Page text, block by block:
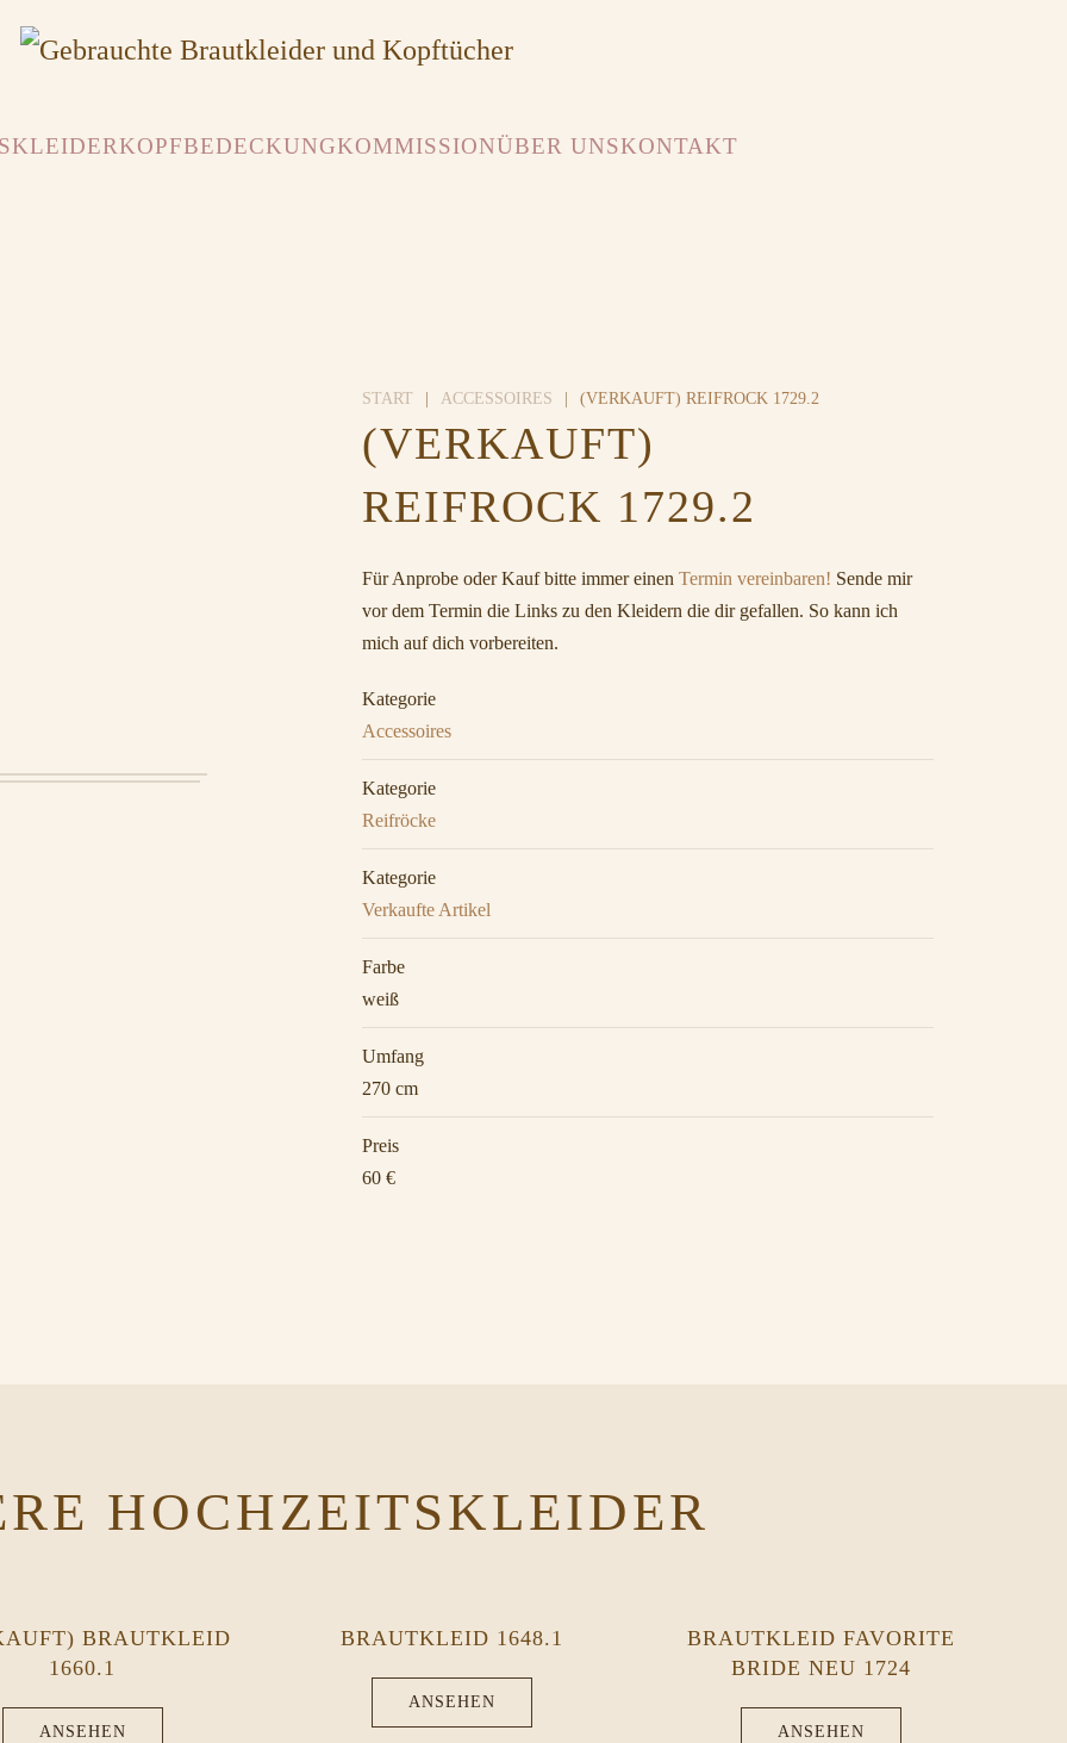
KOPFBEDECKUNGKOMMISSIONÜBER UNSKONTAKT
START ACCESSOIRES (VERKAUFT) REIFROCK 1729.2
(VERKAUFT)
REIFROCK 1729.2
Für Anprobe oder Kauf bitte immer einen Termin vereinbaren! Sende mir
vor dem Termin die Links zu den Kleidern die dir gefallen. So kann ich
mich auf dich vorbereiten.
Kategorie
Accessoires
Kategorie
Reifröcke
Kategorie
Verkaufte Artikel
Farbe
weiß
Umfang
270 cm
Preis
60 €
HOCHZEITSKLEIDER
BRAUTKLEID
1660.1
ANSEHEN
BRAUTKLEID 1648.1
ANSEHEN
BRAUTKLEID FAVORITE
BRIDE NEU 1724
ANSEHEN